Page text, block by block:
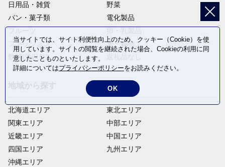
日用品・雑貨
野菜
パン・菓子類
電化製品
ファッション
米・穀物
飲料(酒以外)
北海道エリア
関東エリア
近畿エリア
四国エリア
沖縄エリア
東北エリア
中部エリア
中国エリア
九州エリア
当サイトでは、サイト利便性向上のため、クッキー（Cookie）を使
用しています。サイトの閲覧を継続された場合、Cookieの利用に同
意したことものといたします。
詳細についてはプライバシーポリシーをお読みください。
OK